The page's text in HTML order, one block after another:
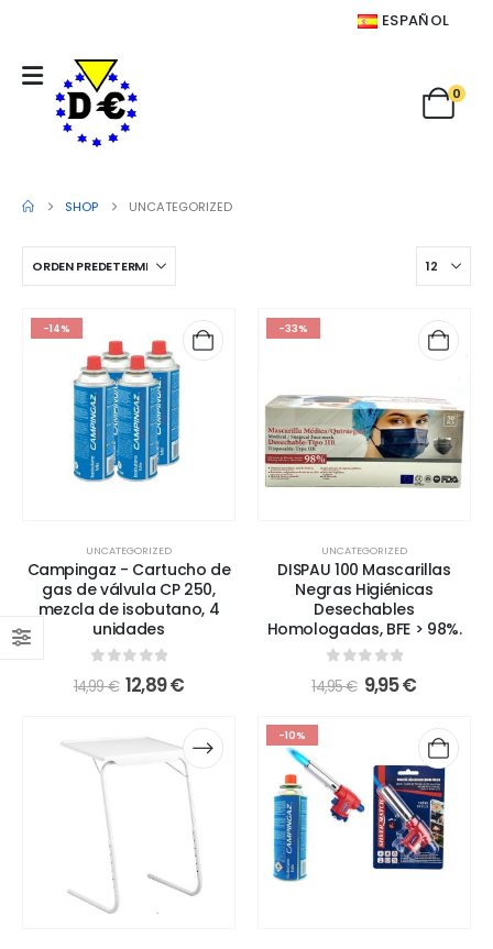
ESPAÑOL
0
SHOP UNCATEGORIZED
-14%
UNCATEGORIZED
Campingaz - Cartucho de
gas de válvula CP 250,
mezcla de isobutano, 4
unidades
out of 5
14,99€ 12,89€
-33%
UNCATEGORIZED
DISPAU 100 Mascarillas
Negras Higiénicas
Desechables
Homologadas, BFE > 98%.
out of 5
14,95€ 9,95€
-10%